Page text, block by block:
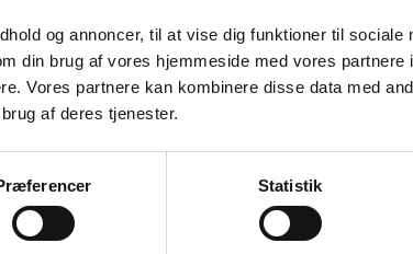
og annoncer, til at vise dig funktioner til sociale
din brug af vores hjemmeside med vores partnere
Vores partnere kan kombinere disse data med
af deres tjenester.
Statistik